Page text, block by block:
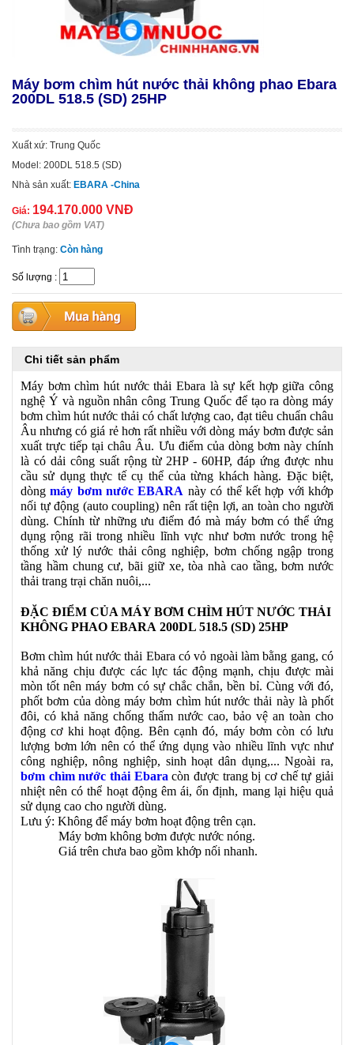
Máy bơm chìm hút nước thải không phao Ebara
200DL 518.5 (SD) 25HP
Xuất xứ: Trung Quốc
Model: 200DL 518.5 (SD)
Nhà sản xuất: EBARA -China
Giá: 194.170.000 VNĐ
(Chưa bao gồm VAT)
Tình trạng: Còn hàng
Số lượng :
Chi tiết sản phẩm
Máy bơm chìm hút nước thải Ebara là sự kết hợp giữa công
nghệ Ý và nguồn nhân công Trung Quốc để tạo ra dòng máy
bơm chìm hút nước thải có chất lượng cao, đạt tiêu chuẩn châu
Âu nhưng có giá rẻ hơn rất nhiều với dòng máy bơm được sản
xuất trực tiếp tại châu Âu. Ưu điểm của dòng bơm này chính
là có dải công suất rộng từ 2HP - 60HP, đáp ứng được nhu
cầu sử dụng thực tế cụ thể của từng khách hàng. Đặc biệt,
dòngmáy bơm nước EBARA này có thể kết hợp với khớp
nối tự động (auto coupling) nên rất tiện lợi, an toàn cho người
dùng. Chính từ những ưu điểm đó mà máy bơm có thể ứng
dụng rộng rãi trong nhiều lĩnh vực như bơm nước trong hệ
thống xử lý nước thải công nghiệp, bơm chống ngập trong
tầng hầm chung cư, bãi giữ xe, tòa nhà cao tầng, bơm nước
thải trang trại chăn nuôi,...
ĐẶC ĐIỂM CỦA MÁY BƠM CHÌM HÚT NƯỚC THẢI
KHÔNG PHAO EBARA 200DL 518.5 (SD) 25HP
Bơm chìm hút nước thải Ebara có vỏ ngoài làm bằng gang, có
khả năng chịu được các lực tác động mạnh, chịu được mài
mòn tốt nên máy bơm có sự chắc chắn, bền bỉ. Cùng với đó,
phốt bơm của dòng máy bơm chìm hút nước thải này là phốt
đôi, có khả năng chống thấm nước cao, bảo vệ an toàn cho
động cơ khi hoạt động. Bên cạnh đó, máy bơm còn có lưu
lượng bơm lớn nên có thể ứng dụng vào nhiều lĩnh vực như
công nghiệp, nông nghiệp, sinh hoạt dân dụng,... Ngoài ra,
bơm chìm nước thải Ebara còn được trang bị cơ chế tự giải
nhiệt nên có thể hoạt động êm ái, ổn định, mang lại hiệu quả
sử dụng cao cho người dùng.
Lưu ý: Không để máy bơm hoạt động trên cạn.
Máy bơm không bơm được nước nóng.
Giá trên chưa bao gồm khớp nối nhanh.